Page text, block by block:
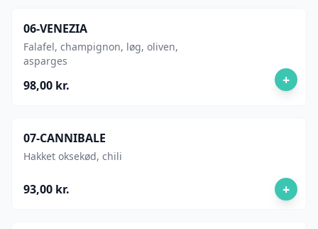
06-VENEZIA
Falafel, champignon, løg, oliven,
asparges
98,00 kr. +
07-CANNIBALE
Hakket oksekød, chili
93,00 kr. +